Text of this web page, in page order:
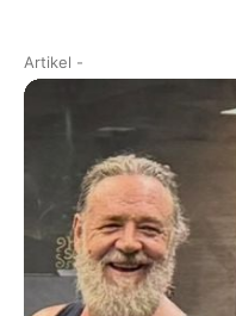
Artikel -